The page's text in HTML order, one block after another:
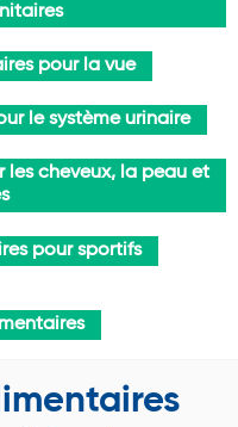
pour la vue
le système urinaire
cheveux, la peau et
pour sportifs